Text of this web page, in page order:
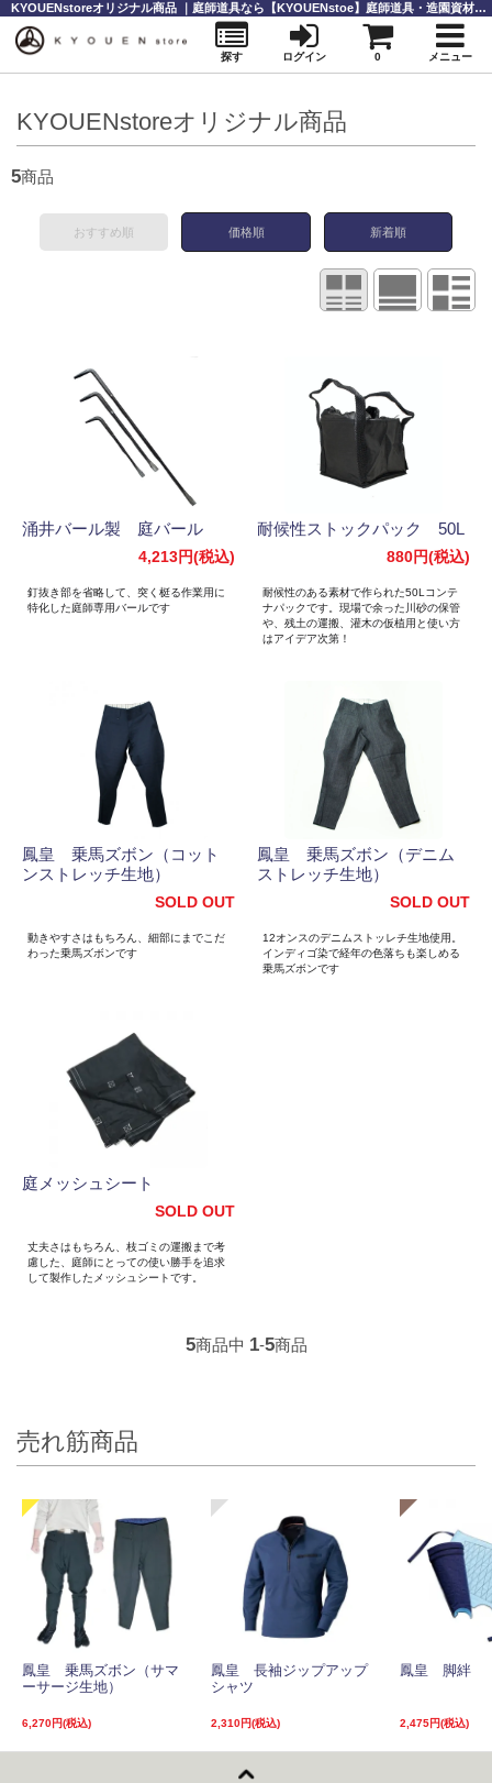
KYOUENstoreオリジナル商品
5商品
おすすめ順 価格順 新着順
涌井バール製 庭バール
4,213円(税込)
釘抜き部を省略して、突く梃る作業用に
特化した庭師専用バールです
耐候性ストックパック 50L
880円(税込)
耐候性のある素材で作られた50Lコンテ
ナパックです。現場で余った川砂の保管
や、残土の運搬、灌木の仮植用と使い方
はアイデア次第！
鳳皇 乗馬ズボン（コット
ンストレッチ生地）
SOLD OUT
動きやすさはもちろん、細部にまでこだ
わった乗馬ズボンです
鳳皇 乗馬ズボン（デニム
ストレッチ生地）
SOLD OUT
12オンスのデニムストッレチ生地使用。
インディゴ染で経年の色落ちも楽しめる
乗馬ズボンです
庭メッシュシート
SOLD OUT
丈夫さはもちろん、枝ゴミの運搬まで考
慮した、庭師にとっての使い勝手を追求
して製作したメッシュシートです。
5商品中 1-5商品
売れ筋商品
鳳皇 乗馬ズボン（サマ
ーサージ生地）
6,270円(税込)
鳳皇 長袖ジップアップ
シャツ
2,310円(税込)
鳳皇 脚絆
2,475円(税込)
KYOUENstoreオリジナル商品 ｜庭師道具なら【KYOUENstoe】庭師道具・造園資材の販売と通販
探す ログイン 0 メニュー